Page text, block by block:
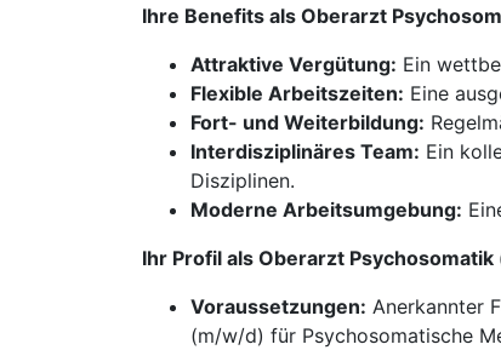
Ihre Benefits als Oberarzt
Attraktive Vergütung: Ein
Flexible Arbeitszeiten: Eine
Fort- und Weiterbildung:
Interdisziplinäres Team: Ein
Disziplinen.
Moderne Arbeitsumgebung:
Ihr Profil als Oberarzt
Voraussetzungen: Anerkannter
(m/w/d) für Psychosomatische